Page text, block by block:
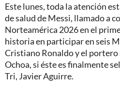
Este lunes, toda la atención
de salud de Messi, llamado a
Norteamérica 2026 en el
historia en participar en seis
Cristiano Ronaldo y el
Ochoa, si éste es finalmente
Tri, Javier Aguirre.